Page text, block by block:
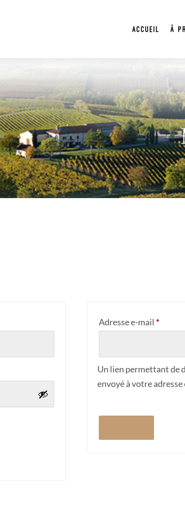
Accueil À
Adresse e-mail *
Un lien permettant de
envoyé à votre adresse